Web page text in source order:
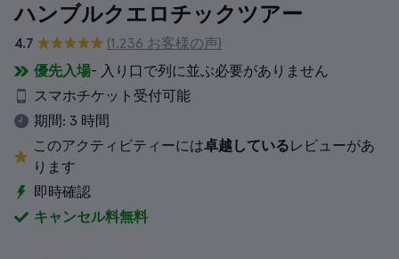
ハンブルクエロチックツアー
4.7
(1.236 お客様の声)
優先入場- 入り口で列に並ぶ必要がありません
スマホチケット受付可能
期間: 3 時間
このアクティビティーには卓越しているレビューがあ
ります
即時確認
キャンセル料無料